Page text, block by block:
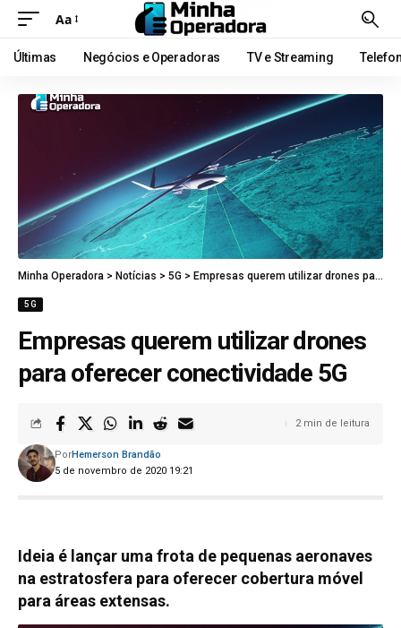
Aa
Últimas Negócios e Operadoras TV e Streaming
Minha Operadora > Notícias > 5G > Empresas querem utilizar drones para oferecer conectividade 5G
5G
Empresas querem utilizar drones
para oferecer conectividade 5G
5 de novembro de 2020 19:21
PorHemerson Brandão
2 min de leitura
Ideia é lançar uma frota de pequenas aeronaves
na estratosfera para oferecer cobertura móvel
para áreas extensas.